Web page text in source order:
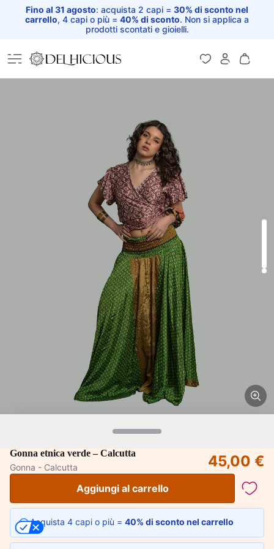
Fino al 31 agosto: acquista 2 capi = 30% di sconto nel
carrello, 4 capi o più = 40% di sconto. Non si applica a
prodotti scontati e gioielli.
Home
Gonna etnica verde – Calcutta
Gonna - Calcutta
45,00 €
Aggiungi al carrello
Acquista 4 capi o più = 40% di sconto nel carrello